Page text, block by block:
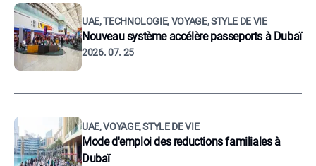
UAE, TECHNOLOGIE, VOYAGE, STYLE DE VIE
Nouveau système accélère passeports à Dubaï
2026. 07. 25
UAE, VOYAGE, STYLE DE VIE
Mode d'emploi des reductions familiales à
Dubaï